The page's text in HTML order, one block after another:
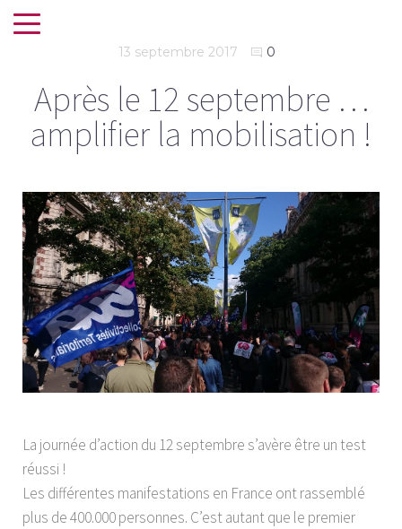
13 septembre 2017 0
Après le 12 septembre …
amplifier la mobilisation !
La journée d’action du 12 septembre s’avère être un test
réussi !
Les différentes manifestations en France ont rassemblé
plus de 400.000 personnes. C’est autant que le premier